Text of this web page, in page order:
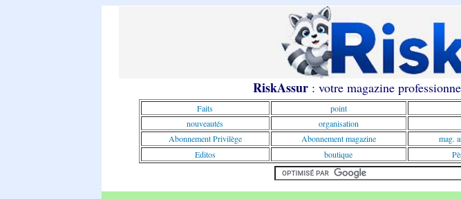
RiskAssur: votre magazine
Faits point
nouveautés
organisation
Abonnement Privilège
Abonnement magazine mag.
Editos boutique